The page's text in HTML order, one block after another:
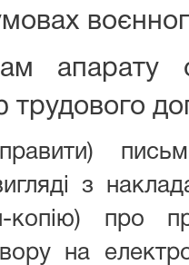
трудового
з
копію) про
на